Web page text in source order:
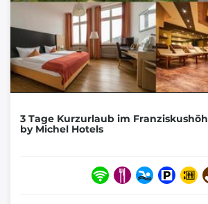
3 Tage Kurzurlaub im
by Michel Hotels